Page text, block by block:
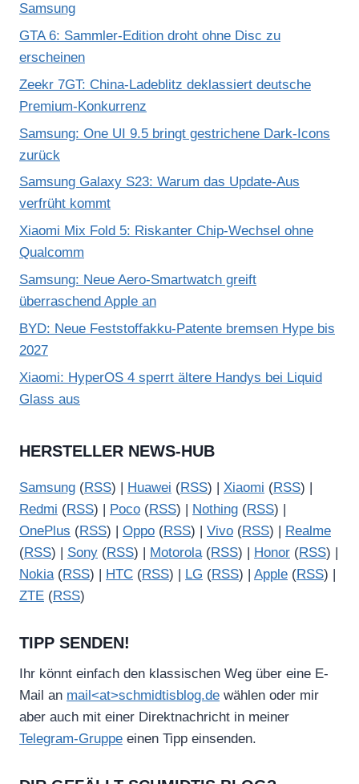
Samsung
GTA 6: Sammler-Edition droht ohne Disc zu
erscheinen
Zeekr 7GT: China-Ladeblitz deklassiert deutsche
Premium-Konkurrenz
Samsung: One UI 9.5 bringt gestrichene Dark-Icons
zurück
Samsung Galaxy S23: Warum das Update-Aus
verfrüht kommt
Xiaomi Mix Fold 5: Riskanter Chip-Wechsel ohne
Qualcomm
Samsung: Neue Aero-Smartwatch greift
überraschend Apple an
BYD: Neue Feststoffakku-Patente bremsen Hype bis
2027
Xiaomi: HyperOS 4 sperrt ältere Handys bei Liquid
Glass aus
HERSTELLER NEWS-HUB
Samsung (RSS) | Huawei (RSS) | Xiaomi (RSS) |
Redmi (RSS) | Poco (RSS) | Nothing (RSS) |
OnePlus (RSS) | Oppo (RSS) | Vivo (RSS) |
Realme
(RSS) | Sony (RSS) | Motorola(RSS) | Honor (RSS) |
Nokia(RSS) | HTC (RSS) | LG (RSS) | Apple (RSS) |
ZTE (RSS)
TIPP SENDEN!
Ihr könnt einfach den klassischen Weg über eine E-
Mail an mail<at>schmidtisblog.de wählen oder mir
aber auch mit einer Direktnachricht in meiner
Telegram-Gruppe einen Tipp einsenden.